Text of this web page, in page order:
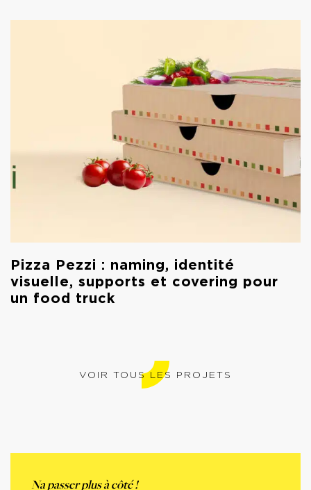
Pizza Pezzi : naming, identité
visuelle, supports et covering pour
un food truck
VOIR TOUS LES PROJETS
Na passer plus à côté !